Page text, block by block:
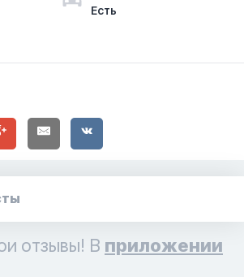
Есть
отзывы! В приложении